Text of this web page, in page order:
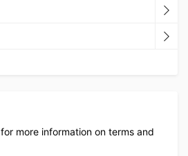
for more information on terms and